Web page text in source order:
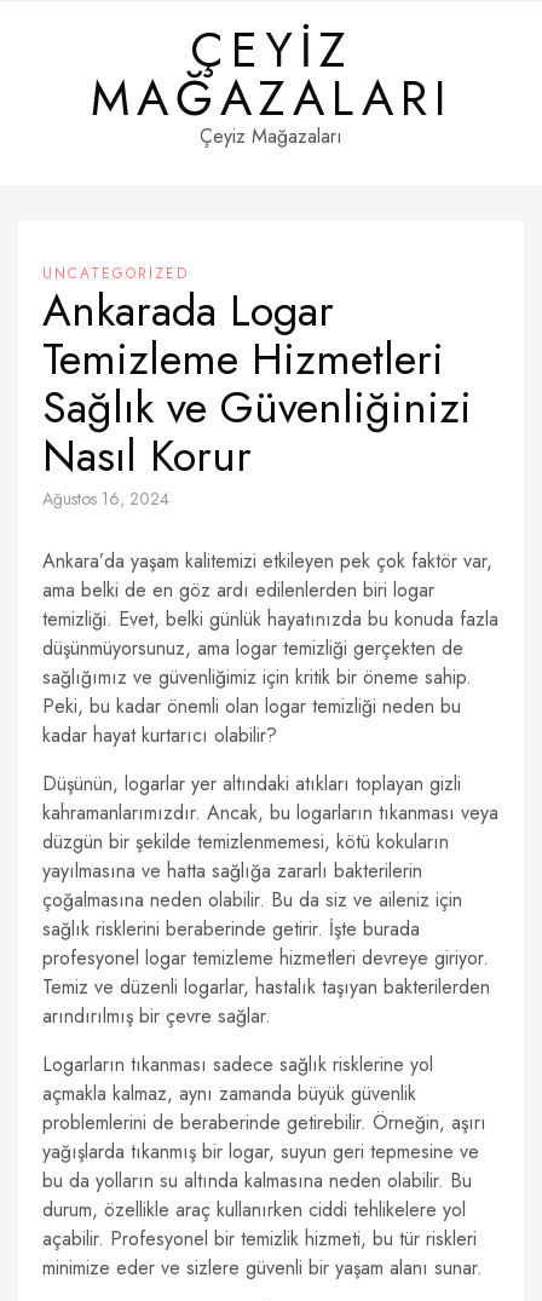
ÇEYIZ
MAĞAZALARI
Çeyiz Mağazaları
UNCATEGORIZED
Ankarada Logar
Temizleme Hizmetleri
Sağlık ve Güvenliğinizi
Nasıl Korur
Ağustos 16, 2024
Ankara’da yaşam kalitemizi etkileyen pek çok faktör var,
ama belki de en göz ardı edilenlerden biri logar
temizliği. Evet, belki günlük hayatınızda bu konuda fazla
düşünmüyorsunuz, ama logar temizliği gerçekten de
sağlığımız ve güvenliğimiz için kritik bir öneme sahip.
Peki, bu kadar önemli olan logar temizliği neden bu
kadar hayat kurtarıcı olabilir?
Düşünün, logarlar yer altındaki atıkları toplayan gizli
kahramanlarımızdır. Ancak, bu logarların tıkanması veya
düzgün bir şekilde temizlenmemesi, kötü kokuların
yayılmasına ve hatta sağlığa zararlı bakterilerin
çoğalmasına neden olabilir. Bu da siz ve aileniz için
sağlık risklerini beraberinde getirir. İşte burada
profesyonel logar temizleme hizmetleri devreye giriyor.
Temiz ve düzenli logarlar, hastalık taşıyan bakterilerden
arındırılmış bir çevre sağlar.
Logarların tıkanması sadece sağlık risklerine yol
açmakla kalmaz, aynı zamanda büyük güvenlik
problemlerini de beraberinde getirebilir. Örneğin, aşırı
yağışlarda tıkanmış bir logar, suyun geri tepmesine ve
bu da yolların su altında kalmasına neden olabilir. Bu
durum, özellikle araç kullanırken ciddi tehlikelere yol
açabilir. Profesyonel bir temizlik hizmeti, bu tür riskleri
minimize eder ve sizlere güvenli bir yaşam alanı sunar.